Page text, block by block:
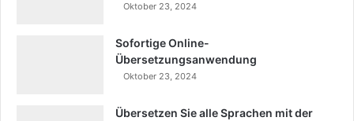
Oktober 23, 2024
Sofortige Online-
Übersetzungsanwendung
Oktober 23, 2024
Übersetzen Sie alle Sprachen mit der